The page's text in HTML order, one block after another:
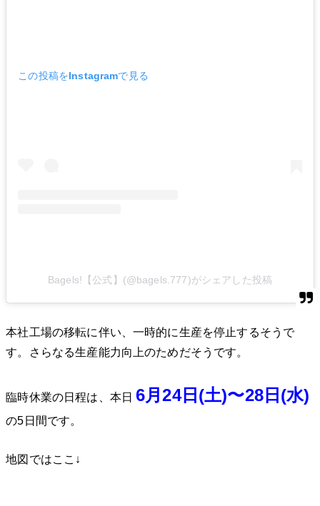
この投稿をInstagramで見る
Bagels!【公式】(@bagels.777)がシェアした投稿
本社工場の移転に伴い、一時的に生産を停止するそうで
す。さらなる生産能力向上のためだそうです。
臨時休業の日程は、本日6月24日(土)〜28日(水)
の5日間です。
地図ではここ↓